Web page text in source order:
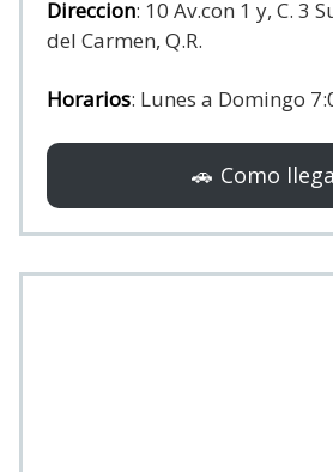
Direccion: 10 Av.con 1 y, C. 3
del Carmen, Q.R.
Horarios: Lunes a Domingo
🚗 Como